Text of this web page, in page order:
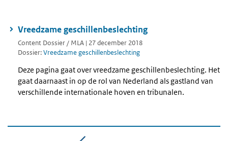
Vreedzame geschillenbeslechting
Content Dossier / MLA | 27 december 2018
Dossier:Vreedzame geschillenbeslechting
Deze pagina gaat over vreedzame geschillenbeslechting. Het
gaat daarnaast in op de rol van Nederland als gastland van
verschillende internationale hoven en tribunalen.